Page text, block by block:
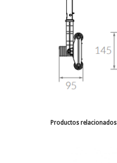
Productos relacionados